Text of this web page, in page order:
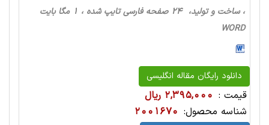
، ساخت‌ و تولید، 24 صفحه فارسی تایپ شده ، 1 مگا بایت
WORD
دانلود رایگان مقاله انگلیسی
قیمت : 2,395,000 ریال
شناسه محصول: 2001670